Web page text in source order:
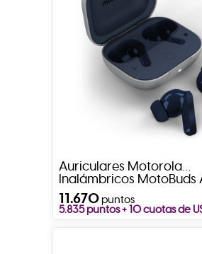
Auriculares Motorola
Inalámbricos MotoBuds
11.670puntos
5.835 puntos + 10 cuotas de